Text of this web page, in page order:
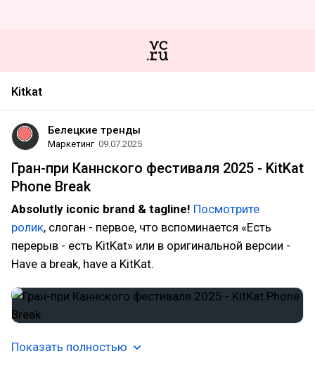
Kitkat
Белецкие тренды
Маркетинг 09.07.2025
Гран-при Каннского фестиваля 2025 - KitKat
Phone Break
Аbsolutly iconiс brand & tagline! Посмотрите
ролик, слоган - первое, что вспоминается «Есть
перерыв - есть KitKat» или в оригинальной версии -
Have a break, have a KitKat.
Показать полностью